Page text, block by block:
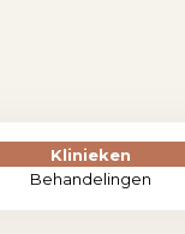
Klinieken
Behandelingen